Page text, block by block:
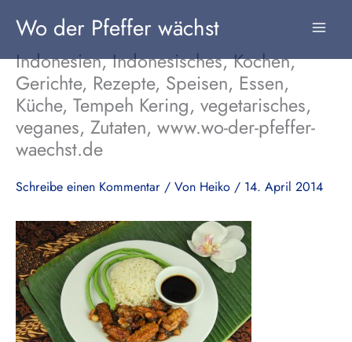
Inhalt
springen
Wo der Pfeffer wächst
Indonesien, Indonesisches, Kochen,
Gerichte, Rezepte, Speisen, Essen,
Küche, Tempeh Kering, vegetarisches,
veganes, Zutaten, www.wo-der-pfeffer-
waechst.de
Schreibe einen Kommentar / Von Heiko / 14. April 2014